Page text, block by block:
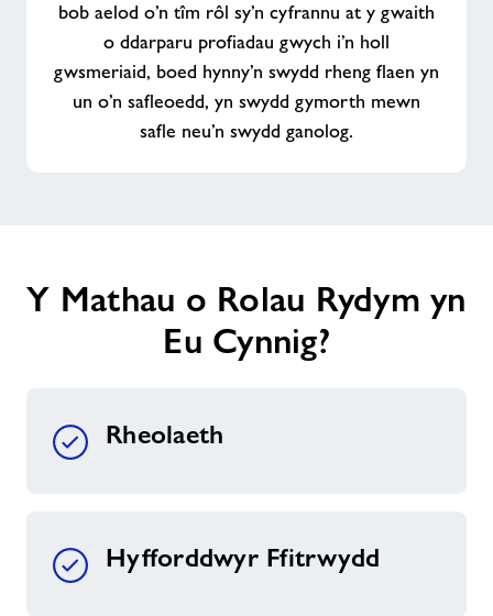
bob aelod o’n tîm rôl sy’n cyfrannu at y gwaith
o ddarparu profiadau gwych i’n holl
gwsmeriaid, boed hynny’n swydd rheng flaen yn
un o’n safleoedd, yn swydd gymorth mewn
safle neu’n swydd ganolog.
Y Mathau o Rolau Rydym yn
Eu Cynnig?
Rheolaeth
Hyfforddwyr Ffitrwydd